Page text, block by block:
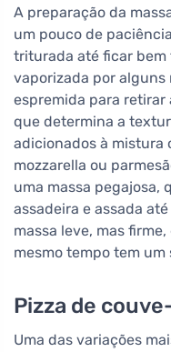
A preparação da
um pouco de
triturada até ficar bem
vaporizada por
espremida para retirar
que determina a
adicionados à mistura
mozzarella ou
uma massa pegajosa,
assadeira e assada
massa leve, mas
mesmo tempo tem um
Pizza de
Uma das variações